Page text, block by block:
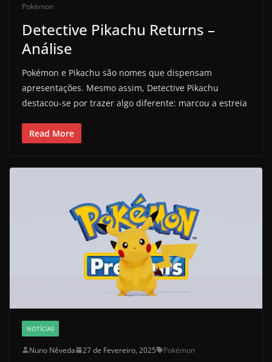
Pokémon
Detective Pikachu Returns –
Análise
Pokémon e Pikachu são nomes que dispensam
apresentações. Mesmo assim, Detective Pikachu
destacou-se por trazer algo diferente: marcou a estreia
Read More
NOTÍCIAS
Nuno Nêveda 27 de Fevereiro, 2025 Pokémon